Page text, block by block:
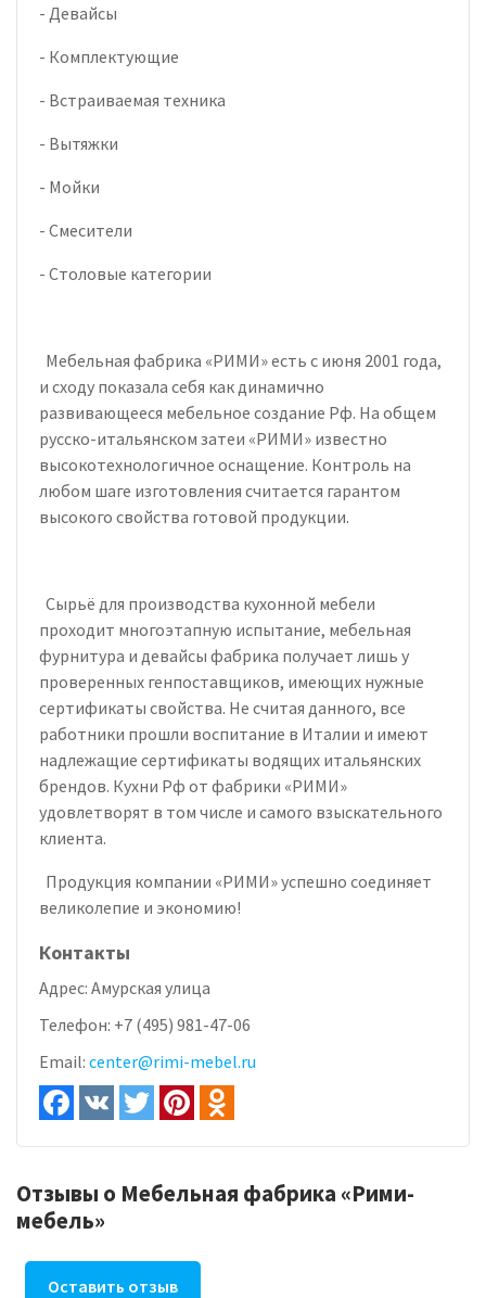
- Девайсы
- Комплектующие
- Встраиваемая техника
- Вытяжки
- Мойки
- Смесители
- Столовые категории
Мебельная фабрика «РИМИ» есть с июня 2001 года,
и сходу показала себя как динамично
развивающееся мебельное создание Рф. На общем
русско-итальянском затеи «РИМИ» известно
высокотехнологичное оснащение. Контроль на
любом шаге изготовления считается гарантом
высокого свойства готовой продукции.
Сырьё для производства кухонной мебели
проходит многоэтапную испытание, мебельная
фурнитура и девайсы фабрика получает лишь у
проверенных генпоставщиков, имеющих нужные
сертификаты свойства. Не считая данного, все
работники прошли воспитание в Италии и имеют
надлежащие сертификаты водящих итальянских
брендов. Кухни Рф от фабрики «РИМИ»
удовлетворят в том числе и самого взыскательного
клиента.
Продукция компании «РИМИ» успешно соединяет
великолепие и экономию!
Контакты
Адрес: Амурская улица
Телефон: +7 (495) 981-47-06
Email: center@rimi-mebel.ru
Отзывы о Мебельная фабрика «Рими-
мебель»
Оставить отзыв